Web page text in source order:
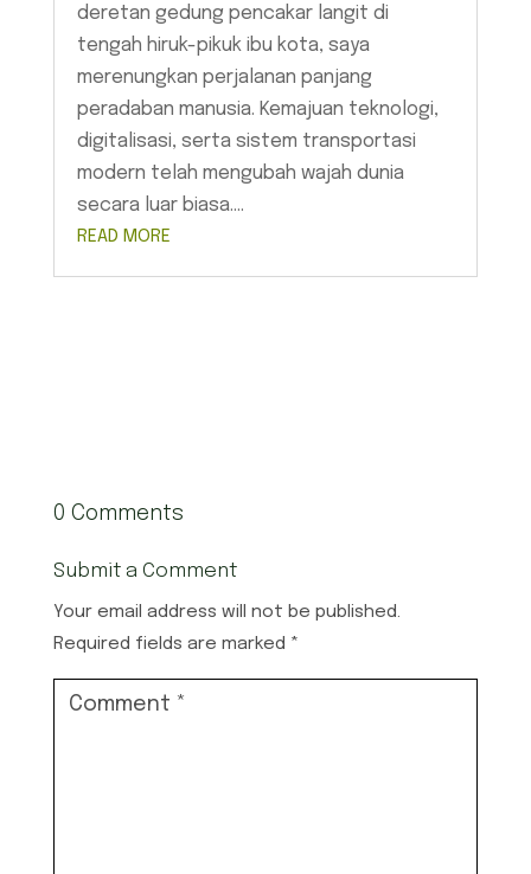
deretan gedung pencakar langit di
tengah hiruk-pikuk ibu kota, saya
merenungkan perjalanan panjang
peradaban manusia. Kemajuan teknologi,
digitalisasi, serta sistem transportasi
modern telah mengubah wajah dunia
secara luar biasa....
READ MORE
0 Comments
Submit a Comment
Your email address will not be published.
Required fields are marked *